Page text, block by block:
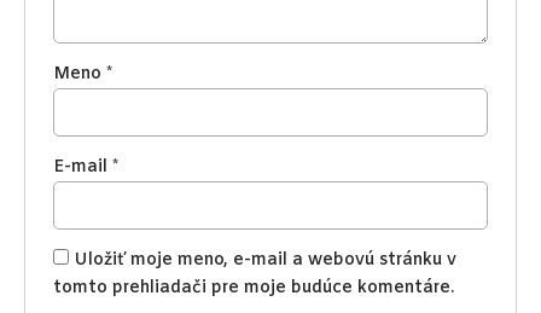
Meno*
E-mail*
Uložiť moje meno, e-mail a webovú stránku v
tomto prehliadači pre moje budúce komentáre.